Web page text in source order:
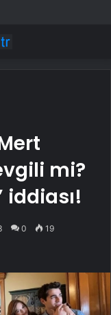
mi?
iddiası!
0 19